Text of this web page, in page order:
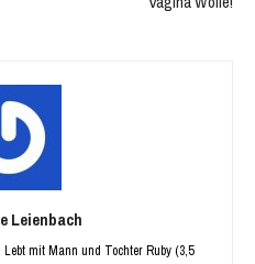
Leienbach
mit Mann und Tochter Ruby (3,5